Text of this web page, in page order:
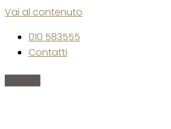
Vai al contenuto
010 583555
Contatti